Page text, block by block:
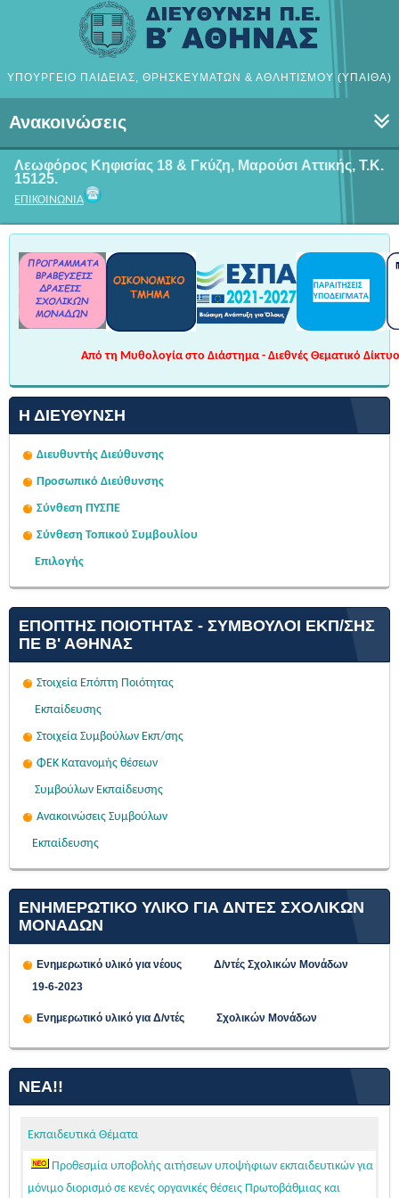
ΥΠΟΥΡΓΕΙΟ ΠΑΙΔΕΙΑΣ, ΘΡΗΣΚΕΥΜΑΤΩΝ & ΑΘΛΗΤΙΣΜΟΥ (ΥΠΑΙΘΑ)
Ανακοινώσεις
Λεωφόρος Κηφισίας 18 & Γκύζη, Μαρούσι Αττικής, Τ.Κ.
15125.
ΕΠΙΚΟΙΝΩΝΙΑ
Από τη Μυθολογία στο Διάστημα - Διεθνές Θεματικό
Η ΔΙΕΎΘΥΝΣΗ
Διευθυντής Διεύθυνσης
Προσωπικό Διεύθυνσης
Σύνθεση ΠΥΣΠΕ
Σύνθεση Τοπικού Συμβουλίου
Επιλογής
ΕΠΌΠΤΗΣ ΠΟΙΌΤΗΤΑΣ - ΣΎΜΒΟΥΛΟΙ ΕΚΠ/ΣΗΣ
ΠΕ Β' ΑΘΉΝΑΣ
Στοιχεία Επόπτη Ποιότητας
Εκπαίδευσης
Στοιχεία Συμβούλων Εκπ/σης
ΦΕΚ Κατανομής θέσεων
Συμβούλων Εκπαίδευσης
Ανακοινώσεις Συμβούλων
Εκπαίδευσης
ΕΝΗΜΕΡΩΤΙΚΟ ΥΛΙΚΟ ΓΙΑ ΔΝΤΕΣ ΣΧΟΛΙΚΩΝ
ΜΟΝΑΔΩΝ
Ενημερωτικό υλικό για νέους Δ/ντές Σχολικών Μονάδων
19-6-2023
Ενημερωτικό υλικό για Δ/ντές Σχολικών Μονάδων
ΝΈΑ!!
Εκπαιδευτικά Θέματα
Προθεσμία υποβολής αιτήσεων υποψήφιων εκπαιδευτικών για
μόνιμο διορισμό σε κενές οργανικές θέσεις Πρωτοβάθμιας και